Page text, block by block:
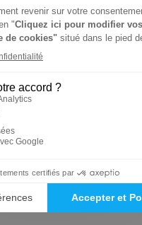
Kiosque :
magazine Argument